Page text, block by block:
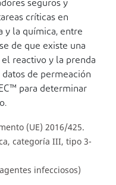
seguros y
críticas en
y la química, entre
de que existe una
reactivo y la prenda
de permeación
para determinar
(UE) 2016/425.
categoría III, tipo 3-
infecciosos)